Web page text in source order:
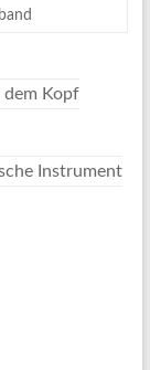
dem Kopf
Instrument